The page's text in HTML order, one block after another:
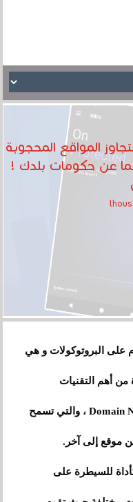
المواقع المحجوبة
عن حكومات بلدك !
على البروتوكولات و هي
أهم التقنيات
المستعملة هي DNS أو Domain Name Systems ، والتي تسمح
موقع إلى آخر.
للسيطرة على